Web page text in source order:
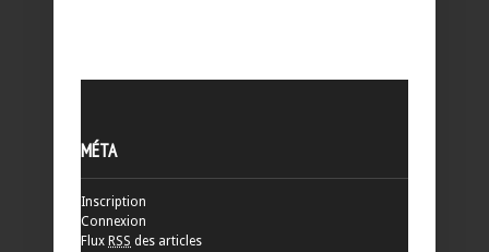
MÉTA
Inscription
Connexion
Flux RSS des articles